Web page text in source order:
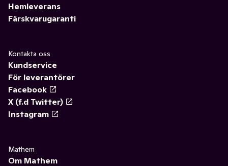
Hemleverans
Färskvarugaranti
Kontakta oss
Kundservice
För leverantörer
Facebook
X (f.d Twitter)
Instagram
Mathem
Om Mathem